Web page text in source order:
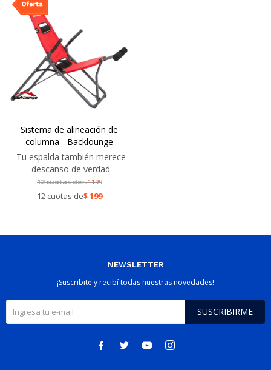
Sistema de alineación de
columna - Backlounge
Tu espalda también merece
descanso de verdad
12 cuotas de:$1199
12 cuotas de$199
NEWSLETTER
¡Suscribite y recibí todas nuestras novedades!
SUSCRIBIRME
   